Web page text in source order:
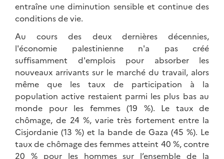
entraîne une diminution sensible et continue des
conditions de vie.
Au cours des deux dernières décennies,
l'économie palestinienne n'a pas créé
suffisamment d'emplois pour absorber les
nouveaux arrivants sur le marché du travail, alors
même que les taux de participation à la
population active restaient parmi les plus bas au
monde pour les femmes (19 %). Le taux de
chômage, de 24 %, varie très fortement entre la
Cisjordanie (13 %) et la bande de Gaza (45 %). Le
taux de chômage des femmes atteint 40 %, contre
20 % pour les hommes sur l’ensemble de la